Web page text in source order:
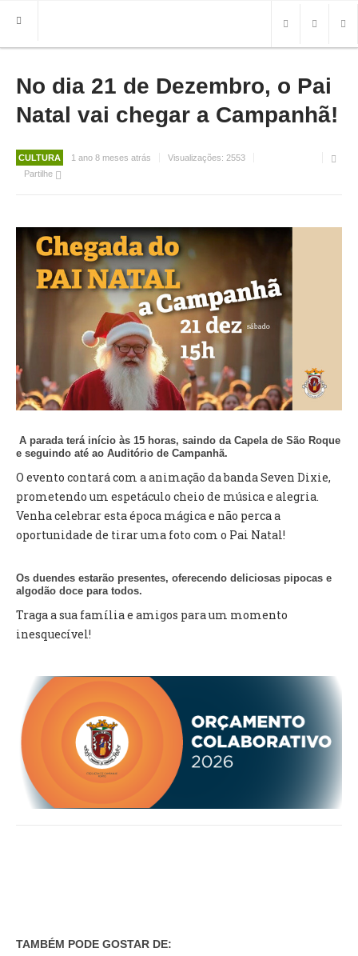
HOME
FREGUESIA
INFO
HISTÓRIA
CONTACTOS ÚTEIS
IMPRENSA
AUTARQUIA
CONSTITUIÇÃO
PRESIDENTE
EXECUTIVO E PELOUROS
ASSEMBLEIA DE FREGUESIA
GRAVAÇÕES DAS REUNIÕES PÚBLICAS DO EXECUTIVO
DOCUMENTOS
ATAS E DOCUMENTOS DA ASSEMBLEIA
EDITAIS
PLANO E ORÇAMENTO
RELATÓRIO E CONTAS
RECRUTAMENTO PESSOAL
CÓDIGO DE CONDUTA
ORÇAMENTO COLABORATIVO
FUNDO DE APOIO AO ASSOCIATIVISMO
CANÍDEOS
No dia 21 de Dezembro, o Pai
Natal vai chegar a Campanhã!
CULTURA 1 ano 8 meses atrás Visualizações: 2553
Partilhe
A parada terá início às 15 horas, saindo da Capela de São Roque
e seguindo até ao Auditório de Campanhã.
O evento contará com a animação da banda Seven Dixie,
prometendo um espetáculo cheio de música e alegria.
Venha celebrar esta época mágica e não perca a
oportunidade de tirar uma foto com o Pai Natal!
Os duendes estarão presentes, oferecendo deliciosas pipocas e
algodão doce para todos.
Traga a sua família e amigos para um momento
inesquecível!
TAMBÉM PODE GOSTAR DE: